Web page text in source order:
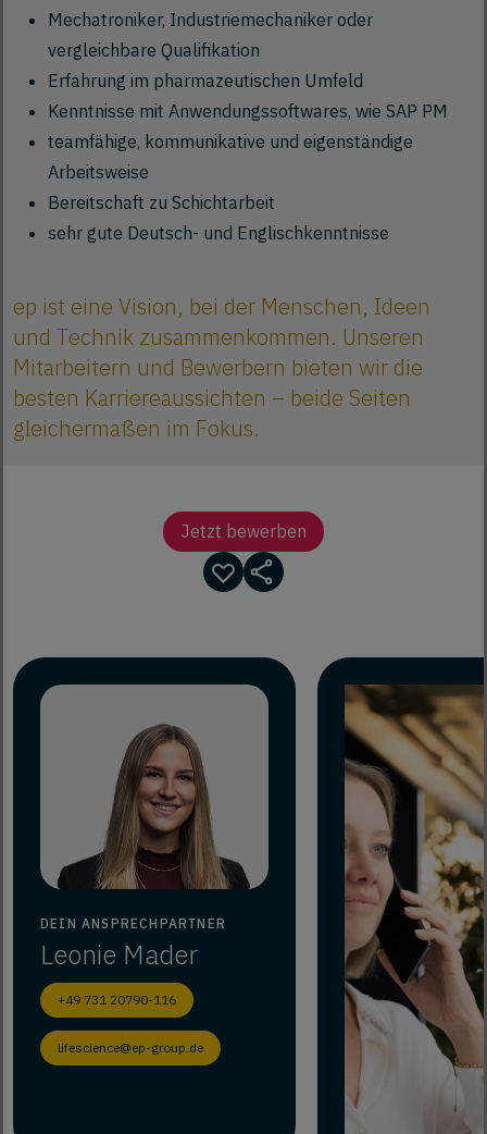
Mechatroniker, Industriemechaniker oder
vergleichbare Qualifikation
Erfahrung im pharmazeutischen Umfeld
Kenntnisse mit Anwendungssoftwares, wie SAP PM
teamfähige, kommunikative und eigenständige
Arbeitsweise
Bereitschaft zu Schichtarbeit
sehr gute Deutsch- und Englischkenntnisse
ep ist eine Vision, bei der Menschen, Ideen
und Technik zusammenkommen. Unseren
Mitarbeitern und Bewerbern bieten wir die
besten Karriereaussichten – beide Seiten
gleichermaßen im Fokus.
Jetzt bewerben
DEIN ANSPRECHPARTNER
Leonie Mader
+49 731 20790-116
lifescience@ep-group.de